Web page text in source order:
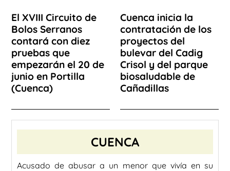
El XVIII Circuito de
Bolos Serranos
contará con diez
pruebas que
empezarán el 20 de
junio en Portilla
(Cuenca)
Cuenca inicia la
contratación de los
proyectos del
bulevar del Cadig
Crisol y del parque
biosaludable de
Cañadillas
CUENCA
Acusado de abusar a un menor que vivía en su